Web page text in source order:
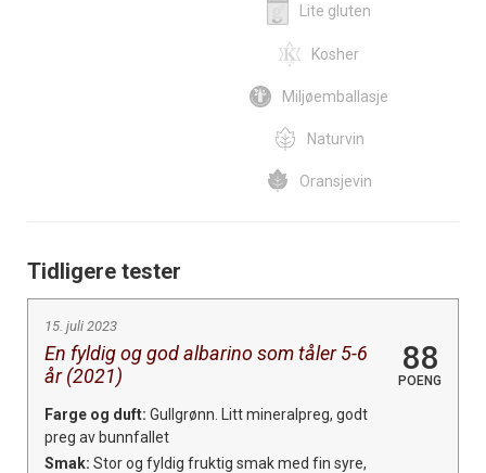
Lite gluten
Kosher
Miljøemballasje
Naturvin
Oransjevin
Tidligere tester
15. juli 2023
En fyldig og god albarino som tåler 5-6
år (2021)
88
POENG
Farge og duft: Gullgrønn. Litt mineralpreg, godt
preg av bunnfallet
Smak: Stor og fyldig fruktig smak med fin syre,